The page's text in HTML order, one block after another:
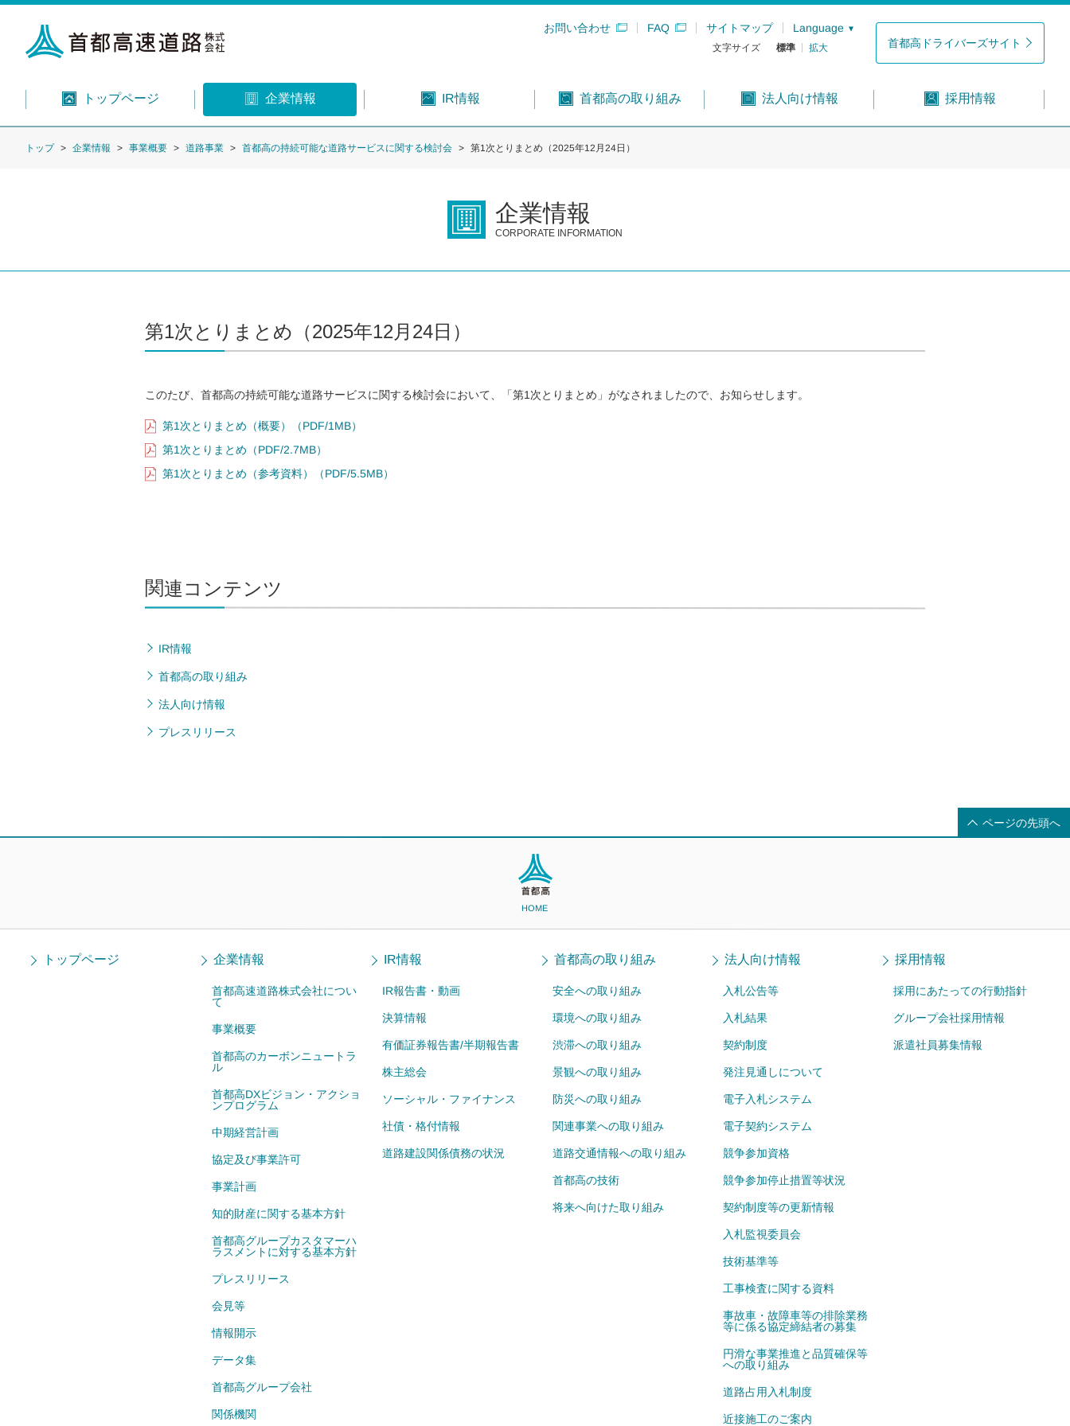
お問い合わせ FAQ サイトマップ Language
文字サイズ 標準 拡大 首都高ドライバーズサイト
トップページ 企業情報 IR情報 首都高の取り組み 法人向け情報 採用情報
トップ 企業情報 事業概要 道路事業 首都高の持続可能な道路サービスに関する検討会 第1次とりまとめ（2025年12月24日）
企業情報
CORPORATE INFORMATION
第1次とりまとめ（2025年12月24日）
このたび、首都高の持続可能な道路サービスに関する検討会において、「第1次とりまとめ」がなされましたので、お知らせします。
第1次とりまとめ（概要）（PDF/1MB）
第1次とりまとめ（PDF/2.7MB）
第1次とりまとめ（参考資料）（PDF/5.5MB）
関連コンテンツ
IR情報
首都高の取り組み
法人向け情報
プレスリリース
ページの先頭へ
HOME
トップページ 企業情報
首都高速道路株式会社につい
て
事業概要
首都高のカーボンニュートラ
ル
首都高DXビジョン・アクショ
ンプログラム
中期経営計画
協定及び事業許可
事業計画
知的財産に関する基本方針
首都高グループカスタマーハ
ラスメントに対する基本方針
プレスリリース
会見等
情報開示
データ集
首都高グループ会社
関係機関
IR情報
IR報告書・動画
決算情報
有価証券報告書/半期報告書
株主総会
ソーシャル・ファイナンス
社債・格付情報
道路建設関係債務の状況
首都高の取り組み
安全への取り組み
環境への取り組み
渋滞への取り組み
景観への取り組み
防災への取り組み
関連事業への取り組み
道路交通情報への取り組み
首都高の技術
将来へ向けた取り組み
法人向け情報
入札公告等
入札結果
契約制度
発注見通しについて
電子入札システム
電子契約システム
競争参加資格
競争参加停止措置等状況
契約制度等の更新情報
入札監視委員会
技術基準等
工事検査に関する資料
事故車・故障車等の排除業務
等に係る協定締結者の募集
円滑な事業推進と品質確保等
への取り組み
道路占用入札制度
近接施工のご案内
採用情報
採用にあたっての行動指針
グループ会社採用情報
派遣社員募集情報